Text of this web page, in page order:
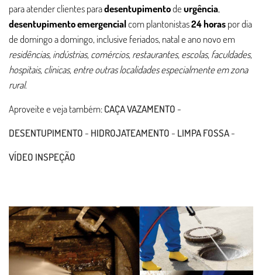
para atender clientes paradesentupimentodeurgência,
desentupimentoemergencialcom plantonistas24 horaspor dia
de domingo a domingo, inclusive feriados, natal e ano novo em
residências, indústrias, comércios, restaurantes, escolas, faculdades,
hospitais, clinicas, entre outras localidades especialmente em zona
rural.
Aproveite e veja também:CAÇA VAZAMENTO -
DESENTUPIMENTO - HIDROJATEAMENTO - LIMPA FOSSA-
VÍDEO INSPEÇÃO